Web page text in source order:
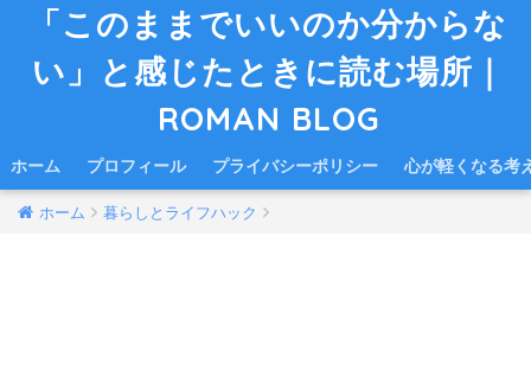
「このままでいいのか分からな
い」と感じたときに読む場所｜
ROMAN BLOG
ホーム プロフィール プライバシーポリシー 心が軽くなる考
ホーム 暮らしとライフハック